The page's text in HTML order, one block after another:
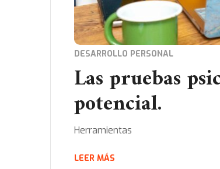
DESARROLLO PERSONAL
Las pruebas
potencial.
Herramientas
LEER MÁS